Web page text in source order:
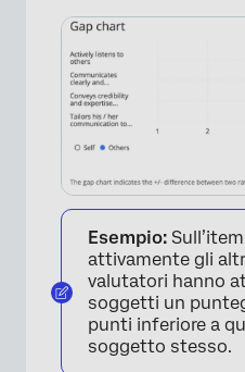
Esempio:
attivamente gli
valutatori hanno
soggetti un
punti inferiore a
soggetto stesso.